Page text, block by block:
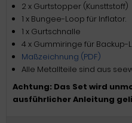
2 x Gurtstopper (Kunsttstoff)
1 x Bungee-Loop für Inflator.
1 x Gurtschnalle
4 x Gummiringe für Backup-
Maßzeichnung (PDF)
Alle Metallteile sind aus
Achtung: Das Set wird
ausführlicher Anleitung